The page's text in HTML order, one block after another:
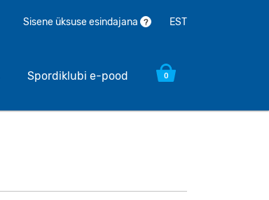
Sisene üksuse esindajana ? EST
Spordiklubi e-pood 0